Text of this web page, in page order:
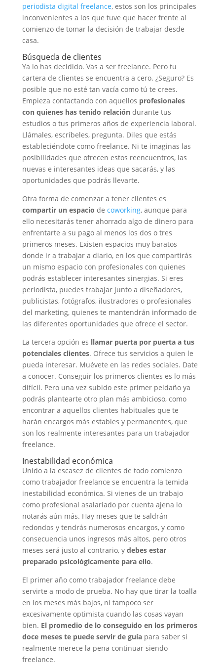
periodista digital freelance, estos son los principales
inconvenientes a los que tuve que hacer frente al
comienzo de tomar la decisión de trabajar desde
casa.
Búsqueda de clientes
Ya lo has decidido. Vas a ser freelance. Pero tu
cartera de clientes se encuentra a cero. ¿Seguro? Es
posible que no esté tan vacía como tú te crees.
Empieza contactando con aquellos profesionales
con quienes has tenido relación durante tus
estudios o tus primeros años de experiencia laboral.
Llámales, escríbeles, pregunta. Diles que estás
estableciéndote como freelance. Ni te imaginas las
posibilidades que ofrecen estos reencuentros, las
nuevas e interesantes ideas que sacarás, y las
oportunidades que podrás llevarte.
Otra forma de comenzar a tener clientes es
compartir un espacio de coworking, aunque para
ello necesitarás tener ahorrado algo de dinero para
enfrentarte a su pago al menos los dos o tres
primeros meses. Existen espacios muy baratos
donde ir a trabajar a diario, en los que compartirás
un mismo espacio con profesionales con quienes
podrás establecer interesantes sinergias. Si eres
periodista, puedes trabajar junto a diseñadores,
publicistas, fotógrafos, ilustradores o profesionales
del marketing, quienes te mantendrán informado de
las diferentes oportunidades que ofrece el sector.
La tercera opción es llamar puerta por puerta a tus
potenciales clientes. Ofrece tus servicios a quien le
pueda interesar. Muévete en las redes sociales. Date
a conocer. Conseguir los primeros clientes es lo más
difícil. Pero una vez subido este primer peldaño ya
podrás plantearte otro plan más ambicioso, como
encontrar a aquellos clientes habituales que te
harán encargos más estables y permanentes, que
son los realmente interesantes para un trabajador
freelance.
Inestabilidad económica
Unido a la escasez de clientes de todo comienzo
como trabajador freelance se encuentra la temida
inestabilidad económica. Si vienes de un trabajo
como profesional asalariado por cuenta ajena lo
notarás aún más. Hay meses que te saldrán
redondos y tendrás numerosos encargos, y como
consecuencia unos ingresos más altos, pero otros
meses será justo al contrario, y debes estar
preparado psicológicamente para ello.
El primer año como trabajador freelance debe
servirte a modo de prueba. No hay que tirar la toalla
en los meses más bajos, ni tampoco ser
excesivamente optimista cuando las cosas vayan
bien. El promedio de lo conseguido en los primeros
doce meses te puede servir de guía para saber si
realmente merece la pena continuar siendo
freelance.